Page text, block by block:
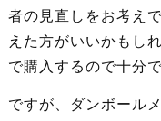
者の見直しをお考え
えた方がいいかもし
で購入するので十分で
ですが、ダンボール